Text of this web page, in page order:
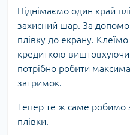
Піднімаємо один край
захисний шар. За
плівку до екрану.
кредиткою виштовхуючи
потрібно робити
затримок.
Тепер те ж саме робимо
плівки.